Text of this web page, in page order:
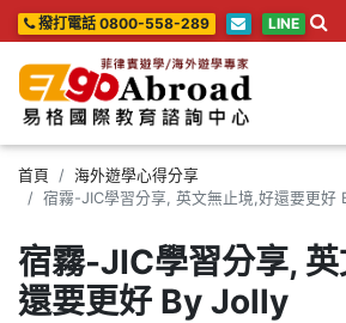
撥打電話 0800-558-289 LINE
首頁
海外遊學心得分享
宿霧-JIC學習分享, 英文無止境,好還要更好
宿霧-JIC學習分享,
還要更好 By Jolly